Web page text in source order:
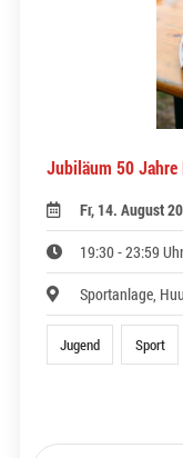
Jubiläum 50 Jahre
Fr, 14. August
19:30 - 23:59 Uhr
Sportanlage,
Jugend Sport